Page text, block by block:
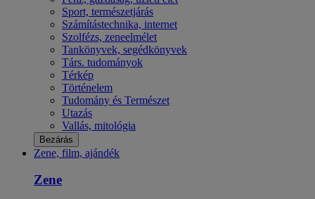
Sport, természetjárás
Számítástechnika, internet
Szolfézs, zeneelmélet
Tankönyvek, segédkönyvek
Társ. tudományok
Térkép
Történelem
Tudomány és Természet
Utazás
Vallás, mitológia
Bezárás
Zene, film, ajándék
Zene